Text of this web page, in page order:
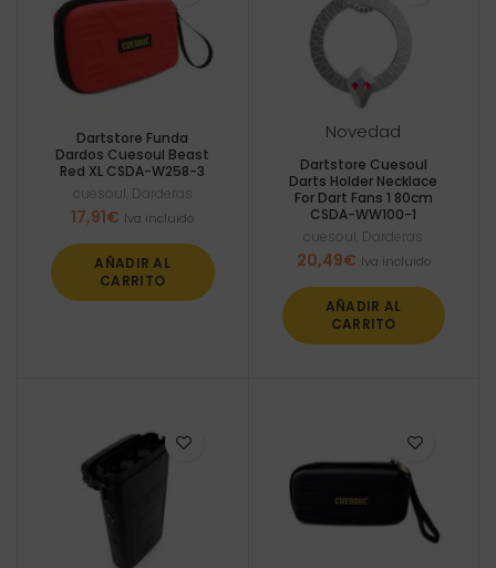
Dartstore Funda
Dardos Cuesoul Beast
Red XL CSDA-W258-3
cuesoul Darderas
17,91€ Iva incluido
AÑADIR AL
CARRITO
Novedad
Dartstore Cuesoul
Darts Holder Necklace
For Dart Fans 1 80cm
CSDA-WW100-1
cuesoul Darderas
20,49€ Iva incluido
AÑADIR AL
CARRITO